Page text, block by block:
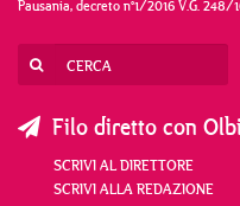
Pausania, decreto n°1/2016 V.G.
Filo diretto con
SCRIVI AL DIRETTORE
SCRIVI ALLA REDAZIONE